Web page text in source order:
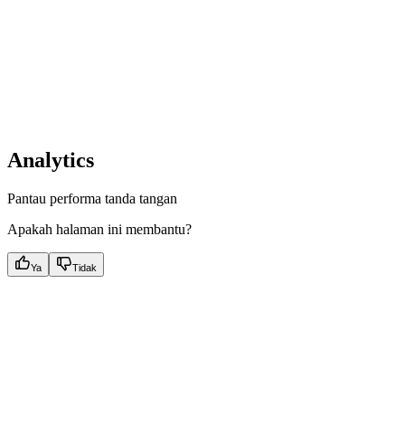
Analytics
Pantau performa tanda tangan
Apakah halaman ini membantu?
Ya Tidak